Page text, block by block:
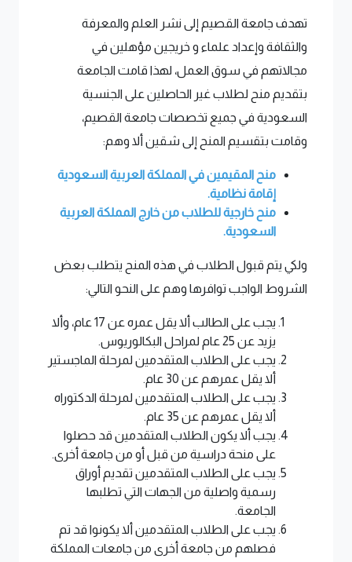
تهدف جامعة القصيم إلى نشر العلم والمعرفة
والثقافة وإعداد علماء و خريجين مؤهلين في
مجالاتهم في سوق العمل، لهذا قامت الجامعة
بتقديم منح لطلاب غير الحاصلين على الجنسية
السعودية في جميع تخصصات جامعة القصيم،
وقامت بتقسيم المنح إلى شقين ألا وهم:
منح المقيمين في المملكة العربية السعودية
إقامة نظامية.
منح خارجية للطلاب من خارج المملكة العربية
السعودية.
ولكي يتم قبول الطلاب في هذه المنح يتطلب بعض
الشروط الواجب توافرها وهم على النحو التالي:
يجب على الطالب ألا يقل عمره عن 17 عام، وألا
يزيد عن 25 عام لمراحل البكالوريوس.
يجب على الطلاب المتقدمين لمرحلة الماجستير
ألا يقل عمرهم عن 30 عام.
يجب على الطلاب المتقدمين لمرحلة الدكتوراه
ألا يقل عمرهم عن 35 عام.
يجب ألا يكون الطلاب المتقدمين قد حصلوا
على منحة دراسية من قبل أو من جامعة أخرى.
يجب على الطلاب المتقدمين تقديم أوراق
رسمية واصلية من الجهات التي تطلبها
الجامعة.
يجب على الطلاب المتقدمين ألا يكونوا قد تم
فصلهم من جامعة أخرى من جامعات المملكة